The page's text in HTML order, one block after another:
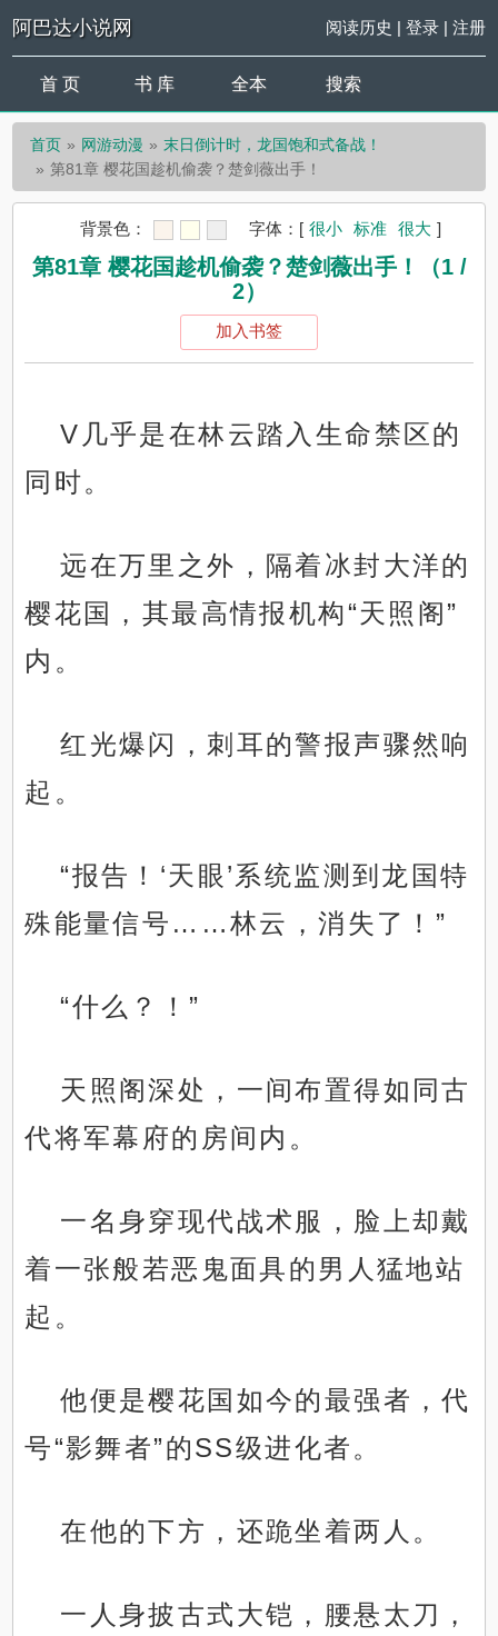
阿巴达小说网 阅读历史 | 登录| 注册
首 页 书 库 全本 搜索
首页 网游动漫
末日倒计时，龙国饱和式备战！
第81章 樱花国趁机偷袭？楚剑薇出手！
背景色： 字体： [ 很小 标准 很大 ]
第81章 樱花国趁机偷袭？楚剑薇出手！（1 /
2）
加入书签
V几乎是在林云踏入生命禁区的
同时。
远在万里之外，隔着冰封大洋的
樱花国，其最高情报机构“天照阁”
内。
红光爆闪，刺耳的警报声骤然响
起。
“报告！‘天眼’系统监测到龙国特
殊能量信号……林云，消失了！”
“什么？！”
天照阁深处，一间布置得如同古
代将军幕府的房间内。
一名身穿现代战术服，脸上却戴
着一张般若恶鬼面具的男人猛地站
起。
他便是樱花国如今的最强者，代
号“影舞者”的SS级进化者。
在他的下方，还跪坐着两人。
一人身披古式大铠，腰悬太刀，